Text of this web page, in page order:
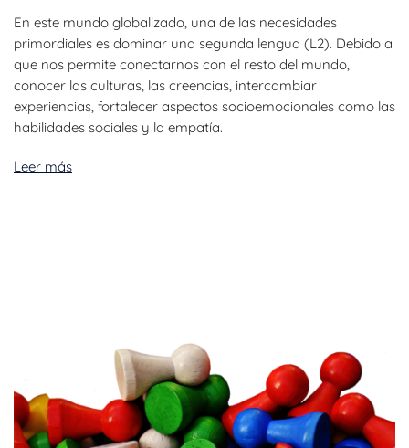
En este mundo globalizado, una de las necesidades
primordiales es dominar una segunda lengua (L2). Debido a
que nos permite conectarnos con el resto del mundo,
conocer las culturas, las creencias, intercambiar
experiencias, fortalecer aspectos socioemocionales como las
habilidades sociales y la empatía.
Leer más